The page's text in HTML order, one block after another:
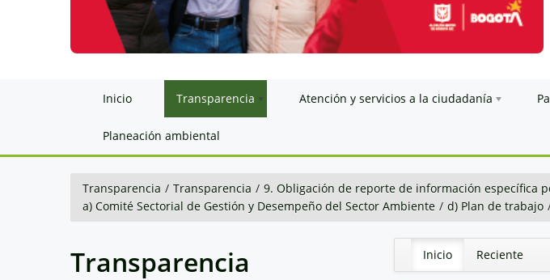
Inicio Transparencia Atención y servicios a la ciudadanía
Planeación ambiental
Transparencia / Transparencia / 9. Obligación de reporte de información específica
a) Comité Sectorial de Gestión y Desempeño del Sector Ambiente / d) Plan de trabajo
Transparencia Inicio Reciente